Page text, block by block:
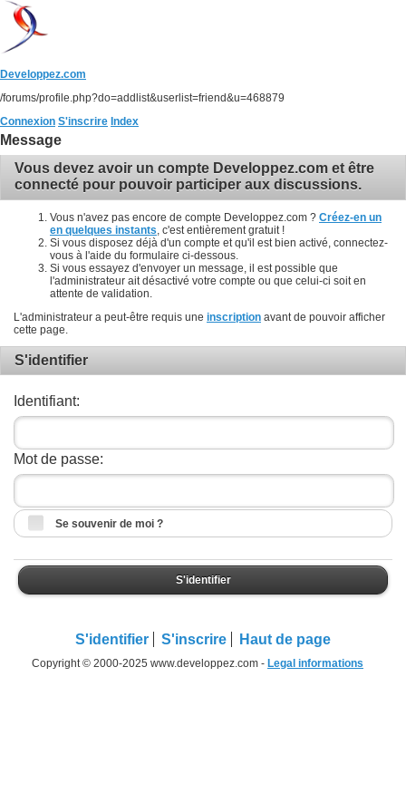
Developpez.com
/forums/profile.php?do=addlist&userlist=friend&u=468879
Connexion S'inscrire Index
Message
Vous devez avoir un compte Developpez.com et être
connecté pour pouvoir participer aux discussions.
Vous n'avez pas encore de compte Developpez.com ? Créez-en un
en quelques instants , c'est entièrement gratuit !
Si vous disposez déjà d'un compte et qu'il est bien activé, connectez-
vous à l'aide du formulaire ci-dessous.
Si vous essayez d'envoyer un message, il est possible que
l'administrateur ait désactivé votre compte ou que celui-ci soit en
attente de validation.
L'administrateur a peut-être requis une inscription avant de pouvoir afficher
cette page.
S'identifier
Identifiant:
Mot de passe:
Se souvenir de moi ?
S'identifier
S'identifier S'inscrire Haut de page
Copyright © 2000-2025 www.developpez.com - Legal informations